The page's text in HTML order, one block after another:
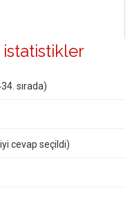
istatistikler
. sırada)
cevap seçildi)